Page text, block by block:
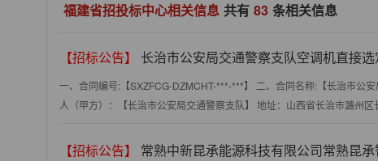
福建省招投标中心相关信息 共有 83 条相关信息
【招标公告】 长治市公安局交通警察支队空调机直接
一、合同编号:【SXZFCG-DZMCHT-***-***】 二、合同名称:【长治市公
人（甲方）：【长治市公安局交通警察支队】 地址：山西省长治市潞州
【招标公告】 常熟中新昆承能源科技有限公司常熟昆承智谷停车场慢充充电项目工